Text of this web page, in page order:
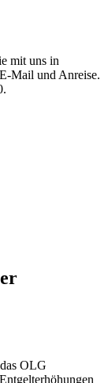
mit uns in
Mail und Anreise.
OLG